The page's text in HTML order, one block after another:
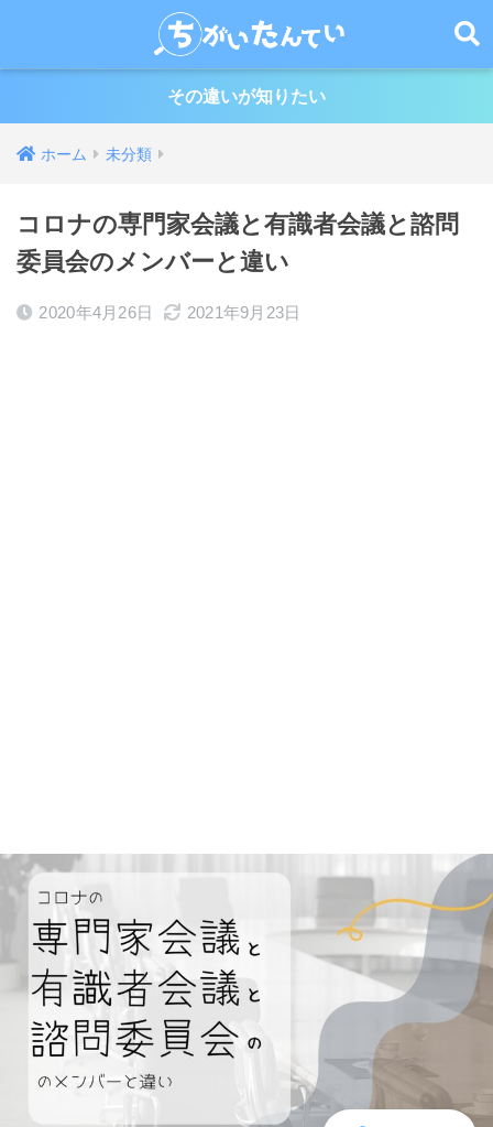
その違いが知りたい
ホーム 未分類
コロナの専門家会議と有識者会議と諮問
委員会のメンバーと違い
2020年4月26日 2021年9月23日